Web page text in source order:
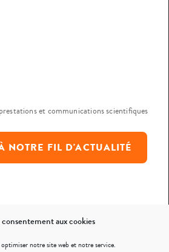
aux cookies
notre site web et notre service.
et communications scientifiques
NOTRE FIL D'ACTUALITÉ